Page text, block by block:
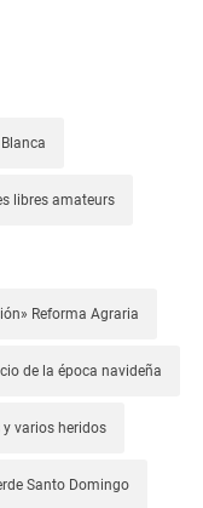
libres amateurs
Reforma Agraria
de la época navideña
y varios heridos
Santo Domingo